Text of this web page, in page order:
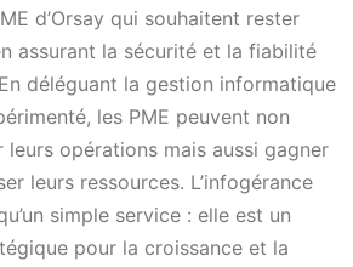
d’Orsay qui souhaitent rester
assurant la sécurité et la fiabilité
déléguant la gestion informatique
les PME peuvent non
leurs opérations mais aussi gagner
leurs ressources. L’infogérance
simple service : elle est un
pour la croissance et la